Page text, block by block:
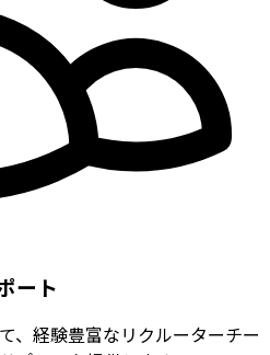
ート
、経験豊富なリクルーターチー